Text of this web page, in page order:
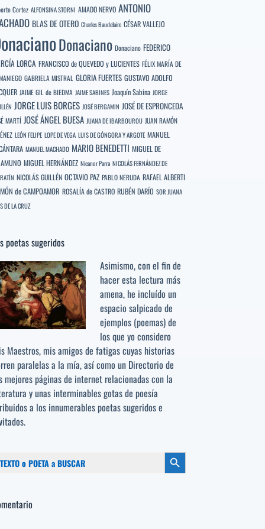
Cortez ALFONSINA STORNI AMADO NERVO ANTONIO
BLAS DE OTERO Charles Baudelaire CÉSAR VALLEJO
Donaciano Donaciano FEDERICO
LORCA FRANCISCO de QUEVEDO y LUCIENTES FÉLIX MARÍA DE
GABRIELA MISTRAL GLORIA FUERTES GUSTAVO ADOLFO
JAIME GIL de BIEDMA JAIME SABINES Joaquín Sabina JORGE
JORGE LUIS BORGES JOSÉ BERGAMIN JOSÉ DE ESPRONCEDA
MARTÍ JOSÉ ÁNGEL BUESA JUANA DE IBARBOUROU JUAN RAMÓN
LEÓN FELIPE LOPE DE VEGA LUIS DE GÓNGORA Y ARGOTE MANUEL
MANUEL MACHADO MARIO BENEDETTI MIGUEL DE
MIGUEL HERNÁNDEZ Nicanor Parra NICOLÁS FERNÁNDEZ DE
NICOLÁS GUILLÉN OCTAVIO PAZ PABLO NERUDA RAFAEL ALBERTI
de CAMPOAMOR ROSALÍA de CASTRO RUBÉN DARÍO SOR JUANA
DE LA CRUZ
poetas sugeridos
Asimismo, con el fin de
hacer esta lectura más
amena, he incluído un
espacio salpicado de
ejemplos (poemas) de
los que yo considero
Maestros, mis amigos de fatigas cuyas historias
paralelas a la mía, así como un Directorio de
mejores páginas de internet relacionadas con la
y unas interminables gotas de poesía
a los innumerables poetas sugeridose
Botón de búsqueda